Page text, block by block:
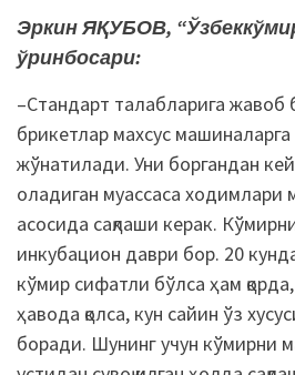
Эркин ЯҚУБОВ,
ўринбосари:
–Стандарт талабларига жавоб
брикетлар махсус
жўнатилади. Уни боргандан
оладиган муассаса ходимлари
асосида сақлаши керак.
инкубацион даври бор. 20
кўмир сифатли бўлса ҳам
ҳавода қолса, кун сайин ўз
боради. Шунинг учун кўмирни